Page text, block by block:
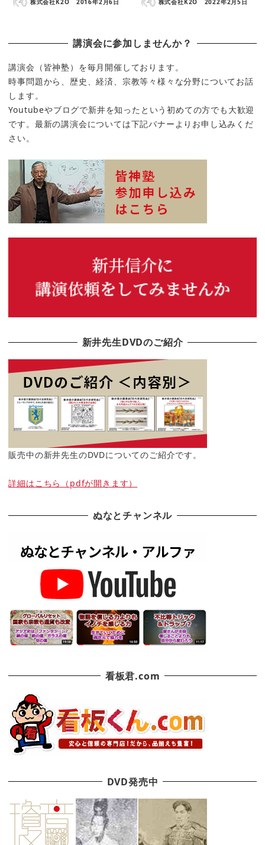
株式会社K2O 2016年2月6日 株式会社K2O 2022年2月5日
講演会に参加しませんか？
講演会（皆神塾）を毎月開催しております。
時事問題から、歴史、経済、宗教等々様々な分野についてお話
します。
Youtubeやブログで新井を知ったという初めての方でも大歓迎
です。最新の講演会については下記バナーよりお申し込みくだ
さい。
新井先生DVDのご紹介
販売中の新井先生のDVDについてのご紹介です。
詳細はこちら（pdfが開きます）
ぬなとチャンネル
看板君.com
DVD発売中